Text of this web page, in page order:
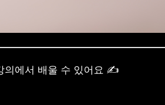
의에서 배울 수 있어요 ✍